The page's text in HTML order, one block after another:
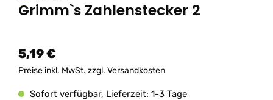
Grimm`s Zahlenstecker 2
5,19 €
Preise inkl. MwSt. zzgl. Versandkosten
Sofort verfügbar, Lieferzeit: 1-3 Tage